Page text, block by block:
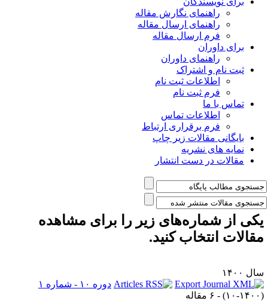
راهنمای نگارش مقاله
راهنمای ارسال مقاله
فرم ارسال مقاله
برای داوران
راهنمای داوران
ثبت نام و اشتراک
اطلاعات ثبت نام
فرم ثبت نام
تماس با ما
اطلاعات تماس
فرم برقراری ارتباط
بایگانی مقالات زیر چاپ
نمایه های نشریه
مقالات در دست انتشار
از شماره‌های زیر را برای مشاهده
انتخاب کنید.
۱۴۰۰
دوره ۱۰ - شماره ۱
۱۰-۱۴۰۰ ) - ۶ مقاله